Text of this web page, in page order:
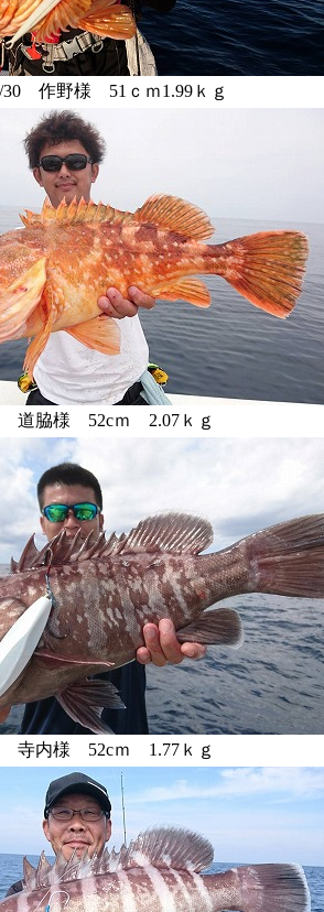
30 作野様 51ｃｍ1.99ｋｇ
道脇様 52cｍ 2.07ｋｇ
寺内様 52cｍ 1.77ｋｇ